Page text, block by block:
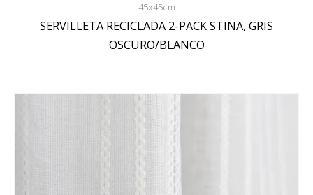
45x45cm
SERVILLETA RECICLADA 2-PACK STINA, GRIS
OSCURO/BLANCO